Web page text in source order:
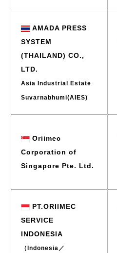
AMADA PRESS
SYSTEM
(THAILAND) CO.,
LTD.
Asia Industrial Estate
Suvarnabhumi(AIES)
Oriimec
Corporation of
Singapore Pte. Ltd.
PT.ORIIMEC
SERVICE
INDONESIA
（Indonesia／